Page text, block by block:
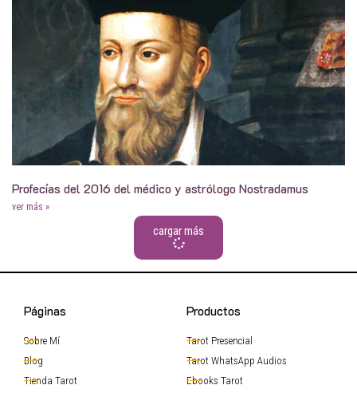
Profecías del 2016 del médico y astrólogo Nostradamus
ver más »
cargar más
Páginas
Sobre Mí
Blog
Tienda Tarot
Productos
Tarot Presencial
Tarot WhatsApp Audios
Ebooks Tarot